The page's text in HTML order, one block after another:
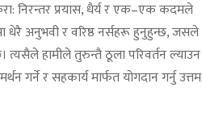
निरन्तर प्रयास, धैर्य र एक–एक कदमले
धेरै अनुभवी र वरिष्ठ नर्सहरू हुनुहुन्छ, जसले
त्यसैले हामीले तुरुन्तै ठूला परिवर्तन ल्याउन
गर्ने र सहकार्य मार्फत योगदान गर्नु उत्तम